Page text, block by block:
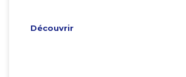
Découvrir